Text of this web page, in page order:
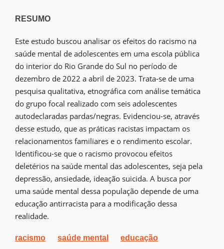
RESUMO
Este estudo buscou analisar os efeitos do racismo na
saúde mental de adolescentes em uma escola pública
do interior do Rio Grande do Sul no período de
dezembro de 2022 a abril de 2023. Trata-se de uma
pesquisa qualitativa, etnográfica com análise temática
do grupo focal realizado com seis adolescentes
autodeclaradas pardas/negras. Evidenciou-se, através
desse estudo, que as práticas racistas impactam os
relacionamentos familiares e o rendimento escolar.
Identificou-se que o racismo provocou efeitos
deletérios na saúde mental das adolescentes, seja pela
depressão, ansiedade, ideação suicida. A busca por
uma saúde mental dessa população depende de uma
educação antirracista para a modificação dessa
realidade.
racismo saúde mental
educação